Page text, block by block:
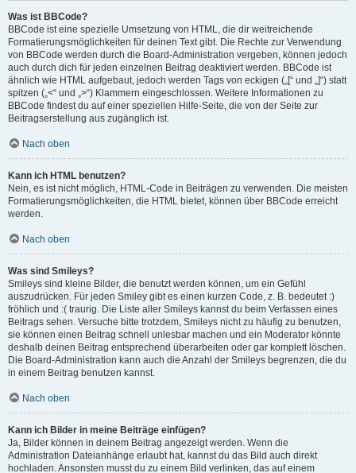
Was ist BBCode?
BBCode ist eine spezielle Umsetzung von HTML, die dir weitreichende
Formatierungsmöglichkeiten für deinen Text gibt. Die Rechte zur Verwendung
von BBCode werden durch die Board-Administration vergeben, können jedoch
auch durch dich für jeden einzelnen Beitrag deaktiviert werden. BBCode ist
ähnlich wie HTML aufgebaut, jedoch werden Tags von eckigen („[“ und „]“) statt
spitzen („<“ und „>“) Klammern eingeschlossen. Weitere Informationen zu
BBCode findest du auf einer speziellen Hilfe-Seite, die von der Seite zur
Beitragserstellung aus zugänglich ist.
Nach oben
Kann ich HTML benutzen?
Nein, es ist nicht möglich, HTML-Code in Beiträgen zu verwenden. Die meisten
Formatierungsmöglichkeiten, die HTML bietet, können über BBCode erreicht
werden.
Nach oben
Was sind Smileys?
Smileys sind kleine Bilder, die benutzt werden können, um ein Gefühl
auszudrücken. Für jeden Smiley gibt es einen kurzen Code, z. B. bedeutet :)
fröhlich und :( traurig. Die Liste aller Smileys kannst du beim Verfassen eines
Beitrags sehen. Versuche bitte trotzdem, Smileys nicht zu häufig zu benutzen,
sie können einen Beitrag schnell unlesbar machen und ein Moderator könnte
deshalb deinen Beitrag entsprechend überarbeiten oder gar komplett löschen.
Die Board-Administration kann auch die Anzahl der Smileys begrenzen, die du
in einem Beitrag benutzen kannst.
Nach oben
Kann ich Bilder in meine Beiträge einfügen?
Ja, Bilder können in deinem Beitrag angezeigt werden. Wenn die
Administration Dateianhänge erlaubt hat, kannst du das Bild auch direkt
hochladen. Ansonsten musst du zu einem Bild verlinken, das auf einem